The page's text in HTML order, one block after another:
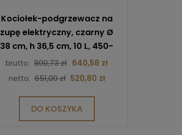
Kociołek-podgrzewacz na
zupę elektryczny, czarny Ø
38 cm, h 36,5 cm, 10 L, 450-
550W, 230V
brutto: 800,73 zł 640,58 zł
netto: 651,00 zł 520,80 zł
DO KOSZYKA